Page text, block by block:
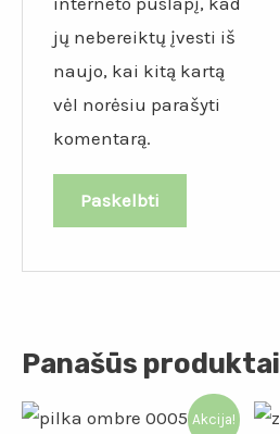
jų nebereiktų įvesti iš
naujo, kai kitą kartą
vėl norėsiu parašyti
komentarą.
Panašūs produktai
Akcija!